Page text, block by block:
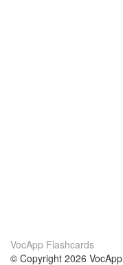
VocApp Flashcards
© Copyright 2026 VocApp